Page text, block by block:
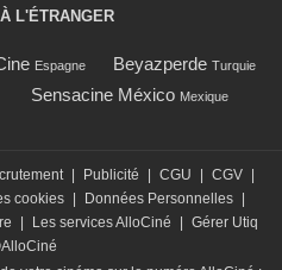
L'ÉTRANGER
Espagne Beyazperde Turquie
Sensacine México Mexique
| Publicité | CGU | CGV |
cookies | Données Personnelles |
| Les services AlloCiné | Gérer Utiq